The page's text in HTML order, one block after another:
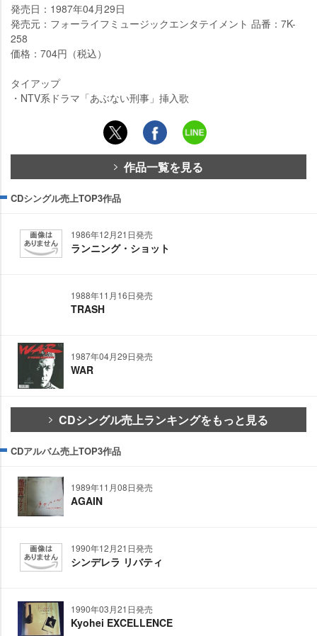
発売日：1987年04月29日
発売元：フォーライフミュージックエンタテイメント 品番：7K-
258
価格：704円（税込）
タイアップ
・NTV系ドラマ「あぶない刑事」挿入歌
作品一覧を見る
CDシングル売上TOP3作品
1986年12月21日発売
ランニング・ショット
1988年11月16日発売
TRASH
1987年04月29日発売
WAR
CDシングル売上ランキングをもっと見る
CDアルバム売上TOP3作品
1989年11月08日発売
AGAIN
1990年12月21日発売
シンデレラ リバティ
1990年03月21日発売
Kyohei EXCELLENCE